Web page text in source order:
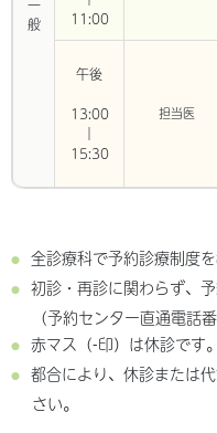
一般
11:00
午後
13:00
15:30
担当医
全診療科で予約診療制度
初診・再診に関わらず、
（予約センター直通電話
赤マス（-印）は休診です。
都合により、休診または
さい。